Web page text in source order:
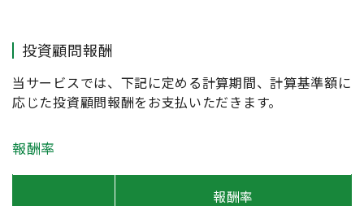
投資顧問報酬
当サービスでは、下記に定める計算期間、計算基準額に
応じた投資顧問報酬をお支払いただきます。
報酬率
報酬率